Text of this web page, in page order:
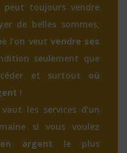
peut toujours vendre
de belles sommes,
l’on veut vendre ses
seulement que
et surtout où
!
les services d’un
si vous voulez
argent le plus